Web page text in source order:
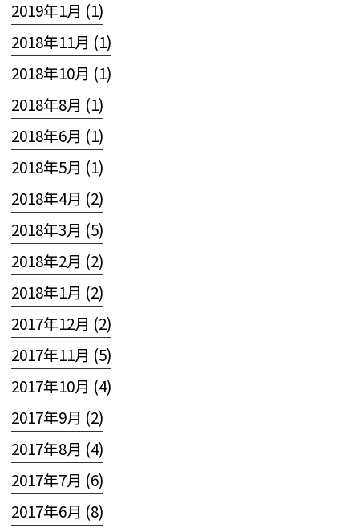
2019年1月 (1)
2018年11月 (1)
2018年10月 (1)
2018年8月 (1)
2018年6月 (1)
2018年5月 (1)
2018年4月 (2)
2018年3月 (5)
2018年2月 (2)
2018年1月 (2)
2017年12月 (2)
2017年11月 (5)
2017年10月 (4)
2017年9月 (2)
2017年8月 (4)
2017年7月 (6)
2017年6月 (8)